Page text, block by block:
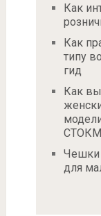
Как
Как
типу
гид
Как
Чешки
для